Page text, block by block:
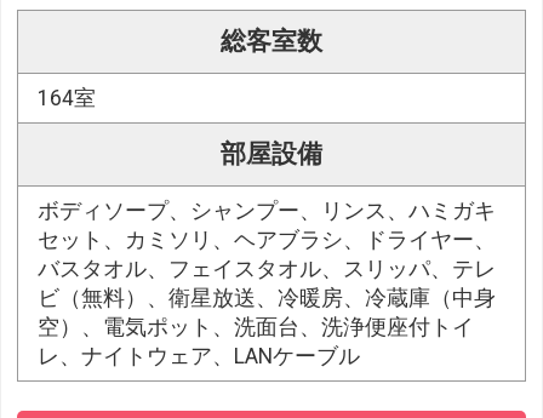
総客室数
164室
部屋設備
ボディソープ、シャンプー、リンス、ハミガキ
セット、カミソリ、ヘアブラシ、ドライヤー、
バスタオル、フェイスタオル、スリッパ、テレ
ビ（無料）、衛星放送、冷暖房、冷蔵庫（中身
空）、電気ポット、洗面台、洗浄便座付トイ
レ、ナイトウェア、LANケーブル